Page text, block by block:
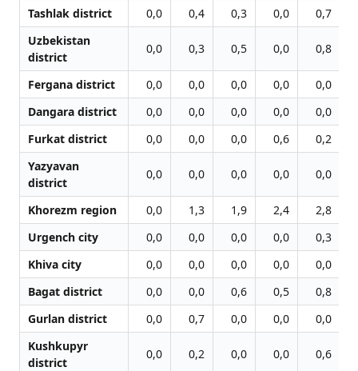
Tashlak district
0,0 0,4 0,3 0,0
0,7
Uzbekistan
district
0,0 0,3 0,5 0,0 0,8
Fergana district 0,0 0,0 0,0 0,0
0,0
Dangara district
0,0 0,0 0,0 0,0
0,0
Furkat district
0,0 0,0 0,0 0,6
0,2
Yazyavan
district
0,0 0,0 0,0 0,0 0,0
Khorezm region 0,0 1,3 1,9 2,4
2,8
Urgench city
0,0 0,0 0,0 0,0
0,3
Khiva city
0,0 0,0 0,0 0,0
0,0
Bagat district
0,0 0,0 0,6 0,5
0,8
Gurlan district
0,0 0,7 0,0 0,0
0,0
Kushkupyr
district
0,0 0,2 0,0 0,0 0,6